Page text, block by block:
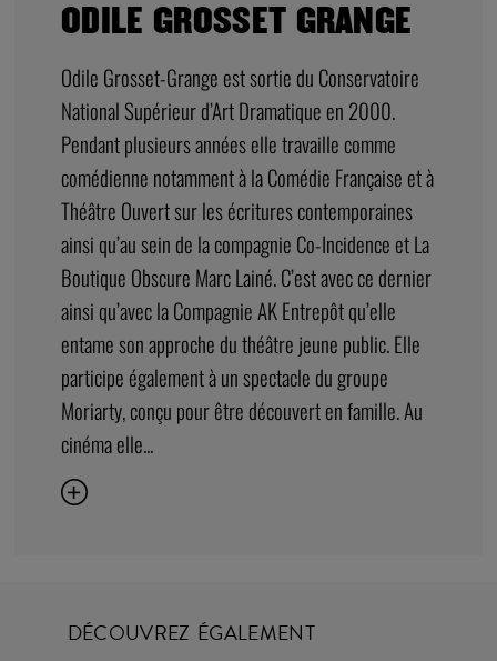
ODILE GROSSET GRANGE
Odile Grosset-Grange est sortie du Conservatoire
National Supérieur d’Art Dramatique en 2000.
Pendant plusieurs années elle travaille comme
comédienne notamment à la Comédie Française et à
Théâtre Ouvert sur les écritures contemporaines
ainsi qu’au sein de la compagnie Co-Incidence et La
Boutique Obscure Marc Lainé. C’est avec ce dernier
ainsi qu’avec la Compagnie AK Entrepôt qu’elle
entame son approche du théâtre jeune public. Elle
participe également à un spectacle du groupe
Moriarty, conçu pour être découvert en famille. Au
cinéma elle...
DÉCOUVREZ ÉGALEMENT